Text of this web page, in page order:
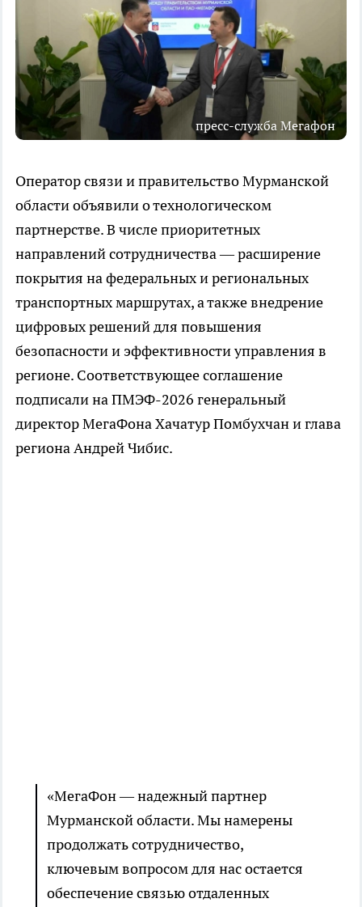
пресс-служба Мегафон
Оператор связи и правительство Мурманской
области объявили о технологическом
партнерстве. В числе приоритетных
направлений сотрудничества — расширение
покрытия на федеральных и региональных
транспортных маршрутах, а также внедрение
цифровых решений для повышения
безопасности и эффективности управления в
регионе. Соответствующее соглашение
подписали на ПМЭФ-2026 генеральный
директор МегаФона Хачатур Помбухчан и глава
региона Андрей Чибис.
«МегаФон — надежный партнер
Мурманской области. Мы намерены
продолжать сотрудничество,
ключевым вопросом для нас остается
обеспечение связью отдаленных